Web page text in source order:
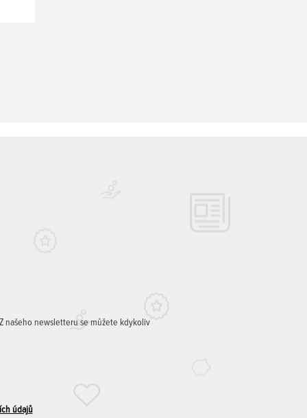
našeho newsletteru se můžete kdykoliv
údajů